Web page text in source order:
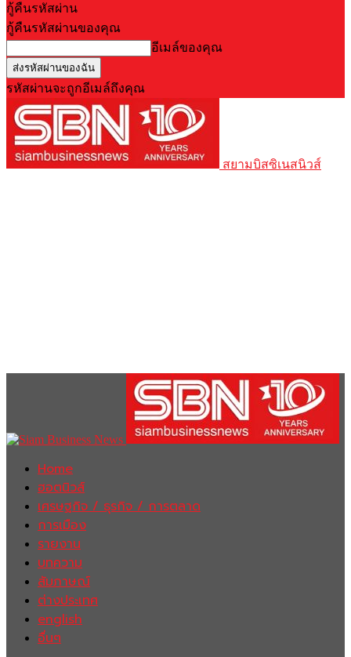
กู้คืนรหัสผ่าน
กู้คืนรหัสผ่านของคุณ
อีเมล์ของคุณ
รหัสผ่านจะถูกอีเมล์ถึงคุณ
สยามบิสซิเนสนิวส์
Home
ฮอตนิวส์
เศรษฐกิจ / ธุรกิจ / การตลาด
การเมือง
รายงาน
บทความ
สัมภาษณ์
ต่างประเทศ
english
อื่นๆ